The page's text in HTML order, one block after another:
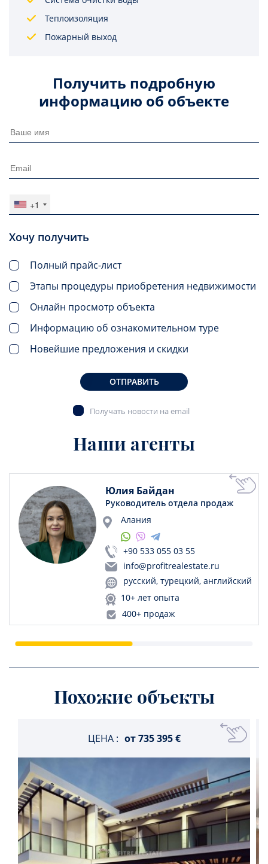
Теплоизоляция
Пожарный выход
Получить подробную
информацию об объекте
+1
Хочу получить
Полный прайс-лист
Этапы процедуры приобретения недвижимости
Онлайн просмотр объекта
Информацию об ознакомительном туре
Новейшие предложения и скидки
ОТПРАВИТЬ
Получать новости на email
Наши агенты
Юлия Байдан
Руководитель отдела продаж
Алания
+90 533 055 03 55
info@profitrealestate.ru
русский, турецкий, английский
10+ лет опыта
400+ продаж
Похожие объекты
ЦЕНА : от735 395 €